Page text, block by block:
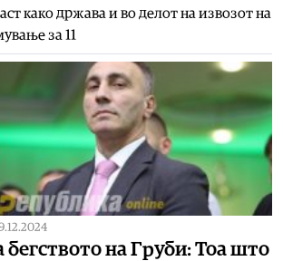
како држава и во делот на извозот на
за 11
на Груби: Тоа што